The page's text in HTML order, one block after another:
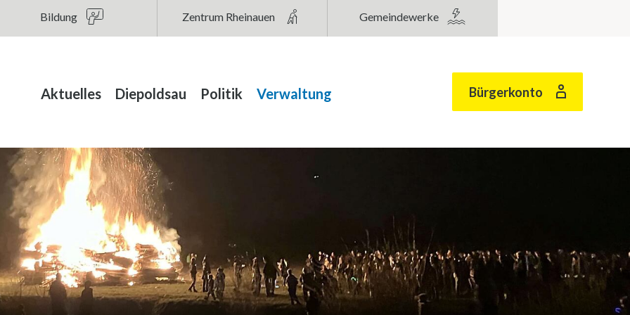
Bildung Zentrum Rheinauen Gemeindewerke
Hauptnavigation
Aktuelles Diepoldsau Politik Verwaltung Bürgerkonto